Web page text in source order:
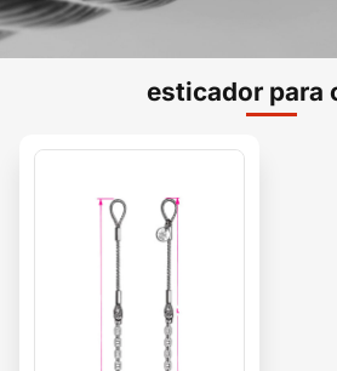
esticador para